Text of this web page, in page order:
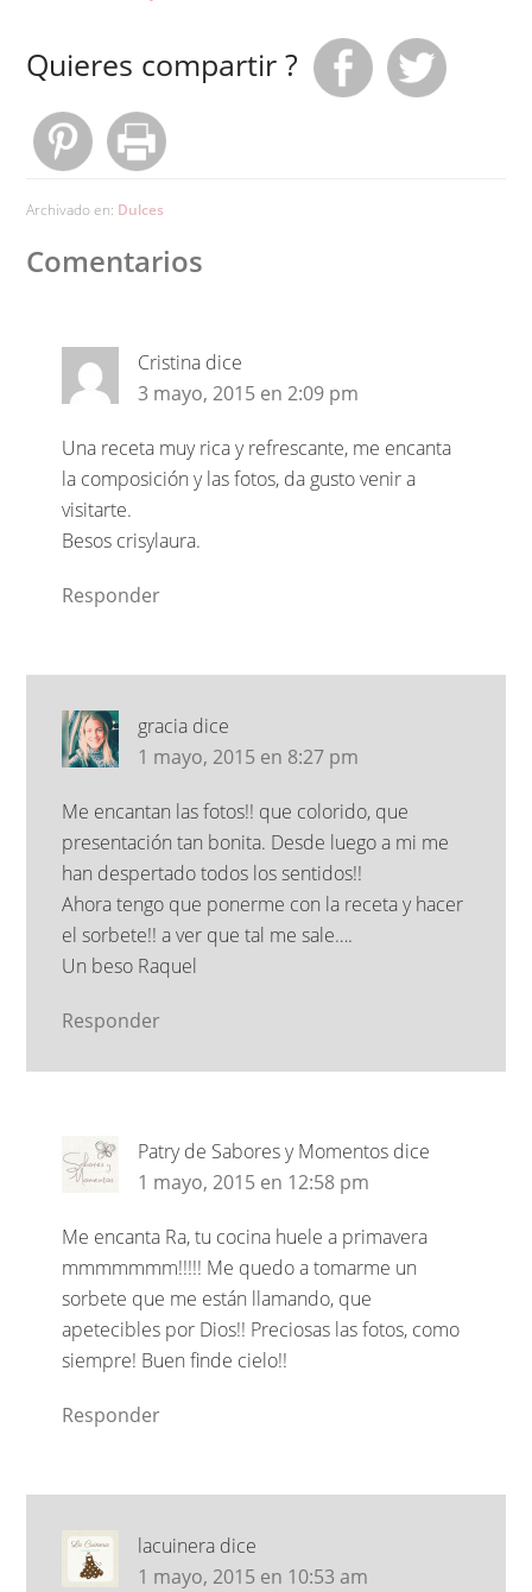
Quieres compartir ?
Archivado en: Dulces
Comentarios
Cristina dice
3 mayo, 2015 en 2:09 pm
Una receta muy rica y refrescante, me encanta
la composición y las fotos, da gusto venir a
visitarte.
Besos crisylaura.
Responder
gracia dice
1 mayo, 2015 en 8:27 pm
Me encantan las fotos!! que colorido, que
presentación tan bonita. Desde luego a mi me
han despertado todos los sentidos!!
Ahora tengo que ponerme con la receta y hacer
el sorbete!! a ver que tal me sale….
Un beso Raquel
Responder
Patry de Sabores y Momentos dice
1 mayo, 2015 en 12:58 pm
Me encanta Ra, tu cocina huele a primavera
mmmmmmm!!!!! Me quedo a tomarme un
sorbete que me están llamando, que
apetecibles por Dios!! Preciosas las fotos, como
siempre! Buen finde cielo!!
Responder
lacuinera dice
1 mayo, 2015 en 10:53 am